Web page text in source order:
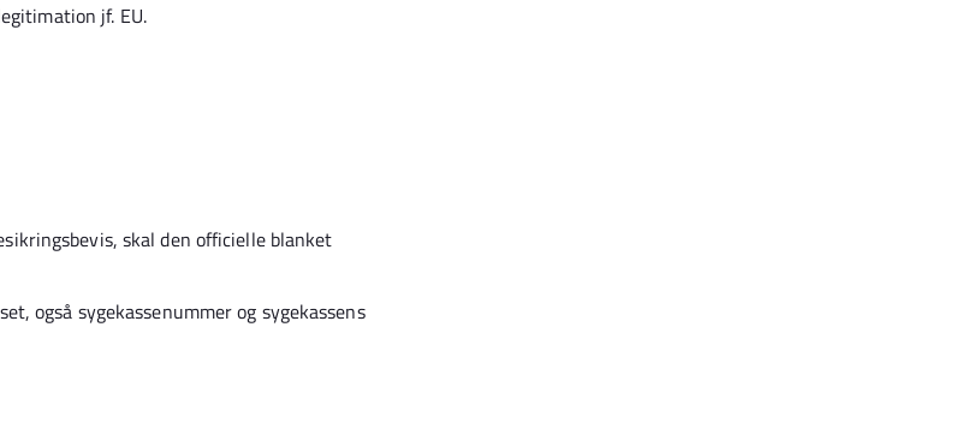
jf. EU.
skal den officielle blanket
også sygekassenummer og sygekassens